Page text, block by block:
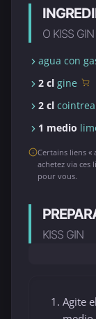
O KISS GIN
agua con
2 cl gine
2 cl
1 medio
Certains liens «
achetez via ces
pour vous.
KISS GIN
Agite